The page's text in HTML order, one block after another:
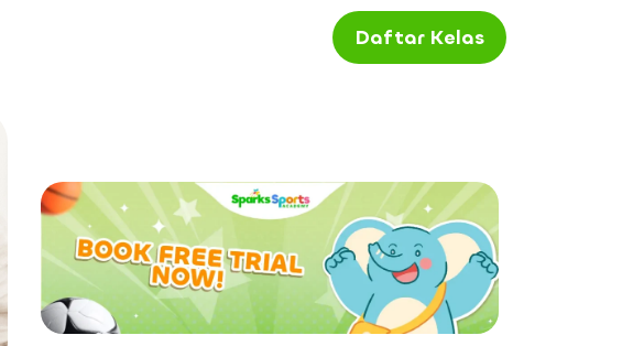
Daftar Kelas